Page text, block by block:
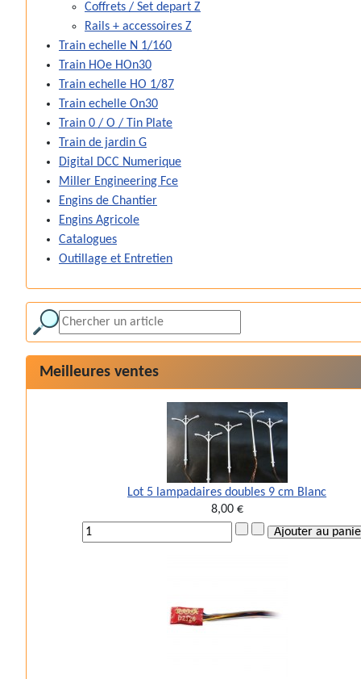
Coffrets / Set depart Z
Rails + accessoires Z
Train echelle N 1/160
Train HOe HOn30
Train echelle HO 1/87
Train echelle On30
Train 0 / O / Tin Plate
Train de jardin G
Digital DCC Numerique
Miller Engineering Fce
Engins de Chantier
Engins Agricole
Catalogues
Outillage et Entretien
Meilleures ventes
Lot 5 lampadaires doubles 9 cm Blanc
8,00 €